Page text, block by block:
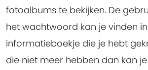
fotoalbums te bekijken. De
het wachtwoord kan je vinden
informatieboekje die je hebt
die niet meer hebben dan kan